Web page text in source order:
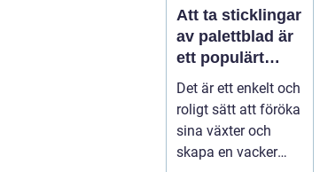
Att ta sticklingar
av palettblad är
ett populärt
hobbyprojekt för
många
trädgårdsentusi
aster
Det är ett enkelt och
roligt sätt att föröka
sina växter och
skapa en vacker